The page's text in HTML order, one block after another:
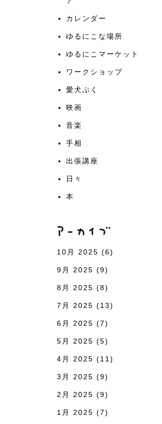
カレンダー
ゆるにこな場所
ゆるにこマーケット
ワークショップ
愛犬ぷく
映画
音楽
手相
出張講座
日々
本
10月 2025 (6)
9月 2025 (9)
8月 2025 (8)
7月 2025 (13)
6月 2025 (7)
5月 2025 (5)
4月 2025 (11)
3月 2025 (9)
2月 2025 (9)
1月 2025 (7)